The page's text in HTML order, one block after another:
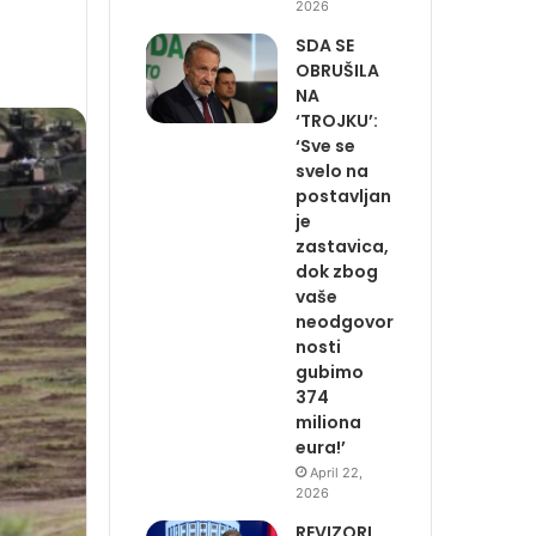
2026
SDA SE
OBRUŠILA
NA
‘TROJKU’:
‘Sve se
svelo na
postavljan
je
zastavica,
dok zbog
vaše
neodgovor
nosti
gubimo
374
miliona
eura!’
April 22,
2026